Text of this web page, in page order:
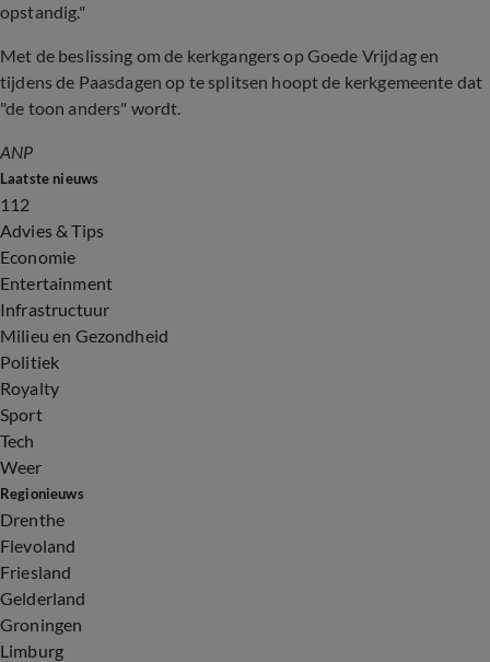
opstandig."
Met de beslissing om de kerkgangers op Goede Vrijdag en
tijdens de Paasdagen op te splitsen hoopt de kerkgemeente dat
"de toon anders" wordt.
ANP
Laatste nieuws
112
Advies & Tips
Economie
Entertainment
Infrastructuur
Milieu en Gezondheid
Politiek
Royalty
Sport
Tech
Weer
Regionieuws
Drenthe
Flevoland
Friesland
Gelderland
Groningen
Limburg